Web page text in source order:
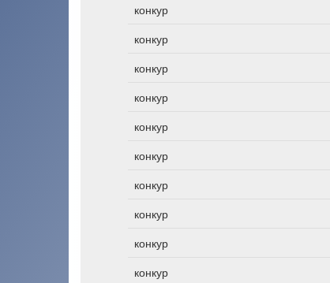
конкур
конкур
конкур
конкур
конкур
конкур
конкур
конкур
конкур
конкур